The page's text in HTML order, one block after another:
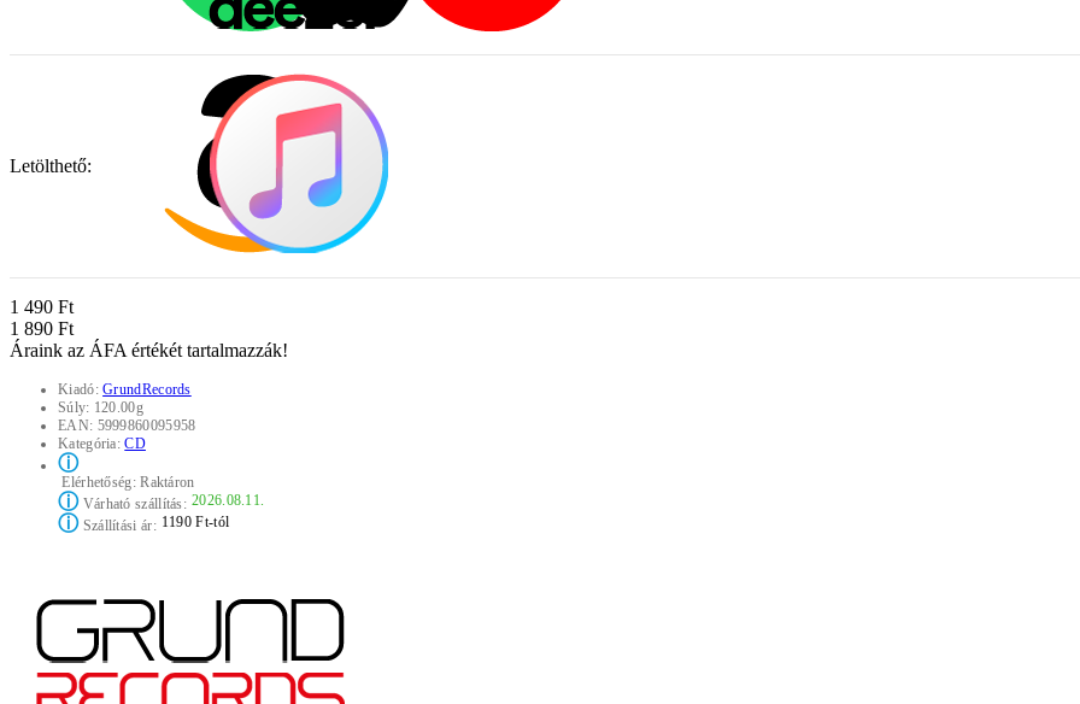
Letölthető:
1 490 Ft
1 890 Ft
Áraink az ÁFA értékét tartalmazzák!
Kiadó:GrundRecords
Súly: 120.00g
EAN: 5999860095958
Kategória:CD
ⓘ
Elérhetőség:Raktáron
ⓘVárható szállítás: 2026.08.11.
ⓘSzállítási ár: 1190 Ft-tól